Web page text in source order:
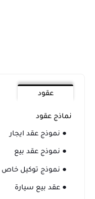
عقود
نماذج عقود
● نموذج عقد ايجار
● نموذج عقد بيع
● نموذج توكيل خاص word
● عقد بيع سيارة